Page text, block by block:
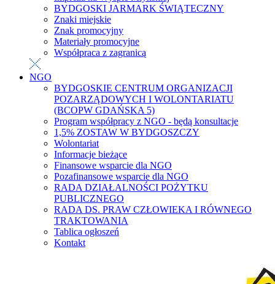
BYDGOSKI JARMARK ŚWIĄTECZNY
Znaki miejskie
Znak promocyjny
Materiały promocyjne
Współpraca z zagranicą
NGO
BYDGOSKIE CENTRUM ORGANIZACJI
POZARZĄDOWYCH I WOLONTARIATU
(BCOPW GDAŃSKA 5)
Program współpracy z NGO - będą konsultacje
1,5% ZOSTAW W BYDGOSZCZY
Wolontariat
Informacje bieżące
Finansowe wsparcie dla NGO
Pozafinansowe wsparcie dla NGO
RADA DZIAŁALNOŚCI POŻYTKU
PUBLICZNEGO
RADA DS. PRAW CZŁOWIEKA I RÓWNEGO
TRAKTOWANIA
Tablica ogłoszeń
Kontakt